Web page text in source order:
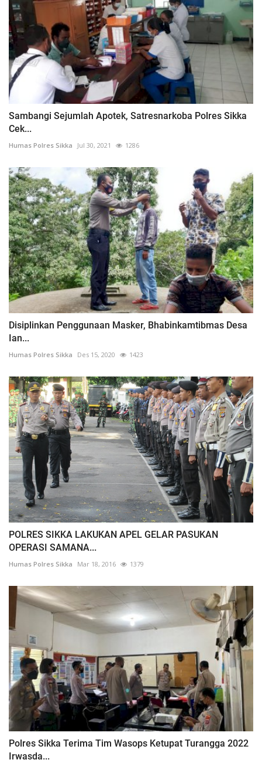
Sambangi Sejumlah Apotek, Satresnarkoba Polres Sikka
Cek...
Humas Polres Sikka Jul 30, 2021 1286
Disiplinkan Penggunaan Masker, Bhabinkamtibmas Desa
Ian...
Humas Polres Sikka Des 15, 2020 1423
POLRES SIKKA LAKUKAN APEL GELAR PASUKAN
OPERASI SAMANA...
Humas Polres Sikka Mar 18, 2016 1379
Polres Sikka Terima Tim Wasops Ketupat Turangga 2022
Irwasda...